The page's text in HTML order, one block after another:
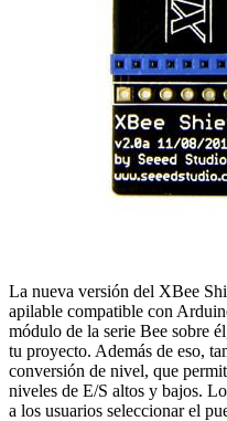
La nueva versión del XBee
apilable compatible con
módulo de la serie Bee sobre
tu proyecto. Además de eso,
conversión de nivel, que
niveles de E/S altos y bajos.
a los usuarios seleccionar el